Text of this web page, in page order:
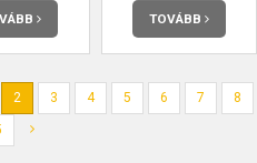
TOVÁBB
2 3 4 5 6 7 8